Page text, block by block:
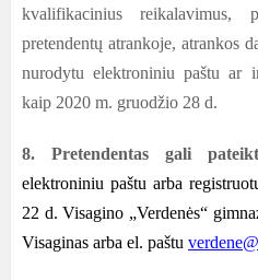
kvalifikacinius reikalavimus,
pretendentų atrankoje, atrankos
nurodytu elektroniniu paštu ar
kaip 2020 m. gruodžio 28 d.
8. Pretendentas gali
elektroniniu paštu arba
22 d. Visagino „Verdenės“
Visaginas arba el. paštu